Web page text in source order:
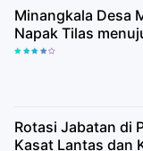
Minangkala Desa
Napak Tilas
Rotasi Jabatan di
Kasat Lantas dan